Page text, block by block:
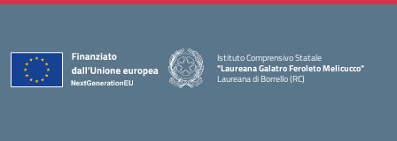
Istituto Comprensivo Statale
"Laureana Galatro Feroleto Melicucco"
Laureana di Borrello (RC)